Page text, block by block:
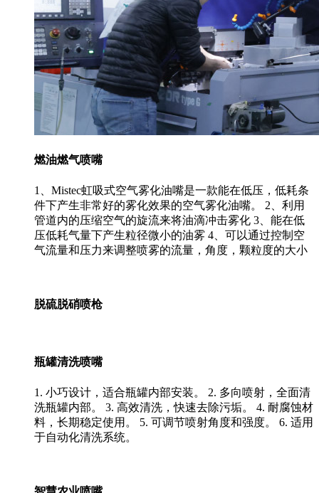
燃油燃气喷嘴
1、Mistec虹吸式空气雾化油嘴是一款能在低压，低耗条
件下产生非常好的雾化效果的空气雾化油嘴。 2、利用
管道内的压缩空气的旋流来将油滴冲击雾化 3、能在低
压低耗气量下产生粒径微小的油雾 4、可以通过控制空
气流量和压力来调整喷雾的流量，角度，颗粒度的大小
脱硫脱硝喷枪
瓶罐清洗喷嘴
1. 小巧设计，适合瓶罐内部安装。 2. 多向喷射，全面清
洗瓶罐内部。 3. 高效清洗，快速去除污垢。 4. 耐腐蚀材
料，长期稳定使用。 5. 可调节喷射角度和强度。 6. 适用
于自动化清洗系统。